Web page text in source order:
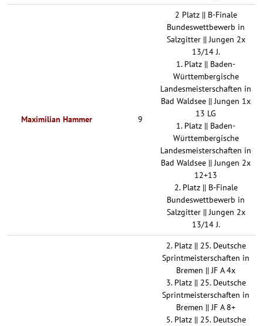
Maximilian Hammer 9
2 Platz || B-Finale
Bundeswettbewerb in
Salzgitter || Jungen 2x
13/14 J.
1. Platz || Baden-
Württembergische
Landesmeisterschaften in
Bad Waldsee || Jungen 1x
13 LG
1. Platz || Baden-
Württembergische
Landesmeisterschaften in
Bad Waldsee || Jungen 2x
12+13
2. Platz || B-Finale
Bundeswettbewerb in
Salzgitter || Jungen 2x
13/14 J.
2. Platz || 25. Deutsche
Sprintmeisterschaften in
Bremen || JF A 4x
3. Platz || 25. Deutsche
Sprintmeisterschaften in
Bremen || JF A 8+
5. Platz || 25. Deutsche